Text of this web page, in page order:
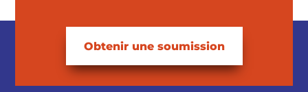
Obtenir une soumission